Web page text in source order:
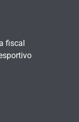
fiscal